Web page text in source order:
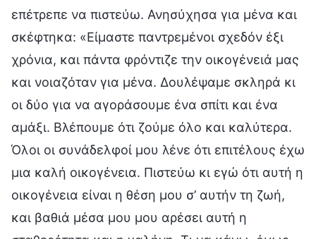
επέτρεπε να πιστεύω. Ανησύχησα για μένα και
σκέφτηκα: «Είμαστε παντρεμένοι σχεδόν έξι
χρόνια, και πάντα φρόντιζε την οικογένειά μας
και νοιαζόταν για μένα. Δουλέψαμε σκληρά κι
οι δύο για να αγοράσουμε ένα σπίτι και ένα
αμάξι. Βλέπουμε ότι ζούμε όλο και καλύτερα.
Όλοι οι συνάδελφοί μου λένε ότι επιτέλους έχω
μια καλή οικογένεια. Πιστεύω κι εγώ ότι αυτή η
οικογένεια είναι η θέση μου σ’ αυτήν τη ζωή,
και βαθιά μέσα μου μου αρέσει αυτή η